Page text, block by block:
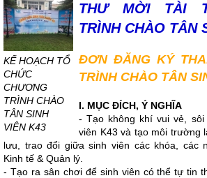
KẾ HOẠCH TỔ
CHỨC
CHƯƠNG
TRÌNH CHÀO
TÂN SINH
VIÊN K43
THƯ MỜI TÀI
TRÌNH CHÀO TÂN
ĐƠN ĐĂNG KÝ
TRÌNH CHÀO TÂN
I. MỤC ĐÍCH, Ý NGHĨA
- Tạo không khí vui vẻ,
viên K43 và tạo môi trường
lưu, trao đổi giữa sinh viên các khóa, các
Kinh tế & Quản lý.
- Tạo ra sân chơi để sinh viên có thể tự tin